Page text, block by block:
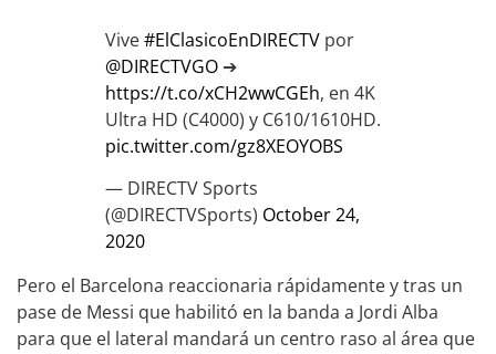
Vive#ElClasicoEnDIRECTV por
@DIRECTVGO ➔
https://t.co/xCH2wwCGEh, en 4K
Ultra HD (C4000) y C610/1610HD.
pic.twitter.com/gz8XEOYOBS
— DIRECTV Sports
(@DIRECTVSports) October 24,
2020
Pero el Barcelona reaccionaria rápidamente y tras un
pase de Messi que habilitó en la banda a Jordi Alba
para que el lateral mandará un centro raso al área que